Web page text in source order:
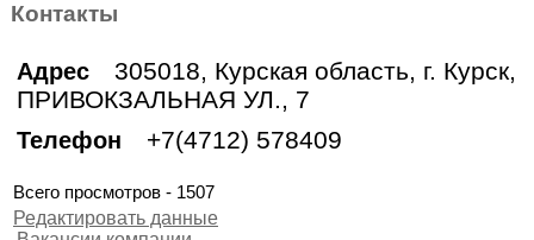
Контакты
Адрес
305018, Курская область, г. Курск,
ПРИВОКЗАЛЬНАЯ УЛ., 7
Телефон +7(4712) 578409
Всего просмотров - 1507
Редактировать данные